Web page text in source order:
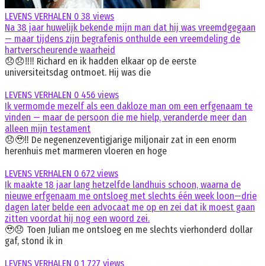
LEVENS VERHALEN 0 38 views
Na 38 jaar huwelijk bekende mijn man dat hij was vreemdgegaan
— maar tijdens zijn begrafenis onthulde een vreemdeling de
hartverscheurende waarheid
😞😞‼️‼️ Richard en ik hadden elkaar op de eerste
universiteitsdag ontmoet. Hij was die
LEVENS VERHALEN 0 456 views
Ik vermomde mezelf als een dakloze man om een erfgenaam te
vinden — maar de persoon die me hielp, veranderde meer dan
alleen mijn testament
😞🥹‼️ De negenenzeventigjarige miljonair zat in een enorm
herenhuis met marmeren vloeren en hoge
LEVENS VERHALEN 0 672 views
Ik maakte 18 jaar lang hetzelfde landhuis schoon, waarna de
nieuwe erfgenaam me ontsloeg met slechts één week loon—drie
dagen later belde een advocaat me op en zei dat ik moest gaan
zitten voordat hij nog een woord zei.
🥹😞 Toen Julian me ontsloeg en me slechts vierhonderd dollar
gaf, stond ik in
LEVENS VERHALEN 0 1 727 views